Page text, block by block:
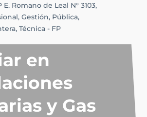
E. Romano de Leal N° 3103,
Gestión, Pública,
Técnica - FP
en
y Gas